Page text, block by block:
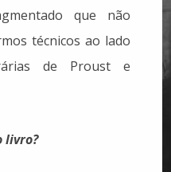
que não
técnicos ao lado
de Proust e
livro?